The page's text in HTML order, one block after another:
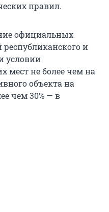
правил.
официальных
и
условии
мест не более чем на
объекта на
чем 30% — в